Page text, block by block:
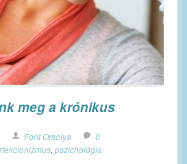
meg a krónikus
Font Orsolya
0
, pszichológia